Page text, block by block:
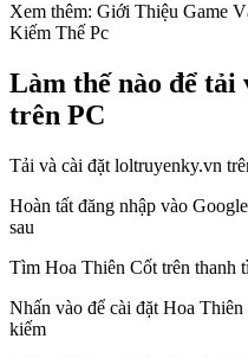
Xem thêm: Giới Thiệu Game
Kiếm Thế Pc
Làm thế nào để
trên PC
Tải và cài đặt loltruyenky.vn
Hoàn tất đăng nhập vào
sau
Tìm Hoa Thiên Cốt trên thanh
Nhấn vào để cài đặt Hoa
kiếm